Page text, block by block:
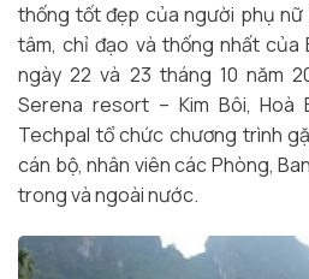
thống tốt đẹp của người phụ nữ
tâm, chỉ đạo và thống nhất của
ngày 22 và 23 tháng 10 năm
Serena resort – Kim Bôi, Hoà
Techpal tổ chức chương trình
cán bộ, nhân viên các Phòng,
trong và ngoài nước.